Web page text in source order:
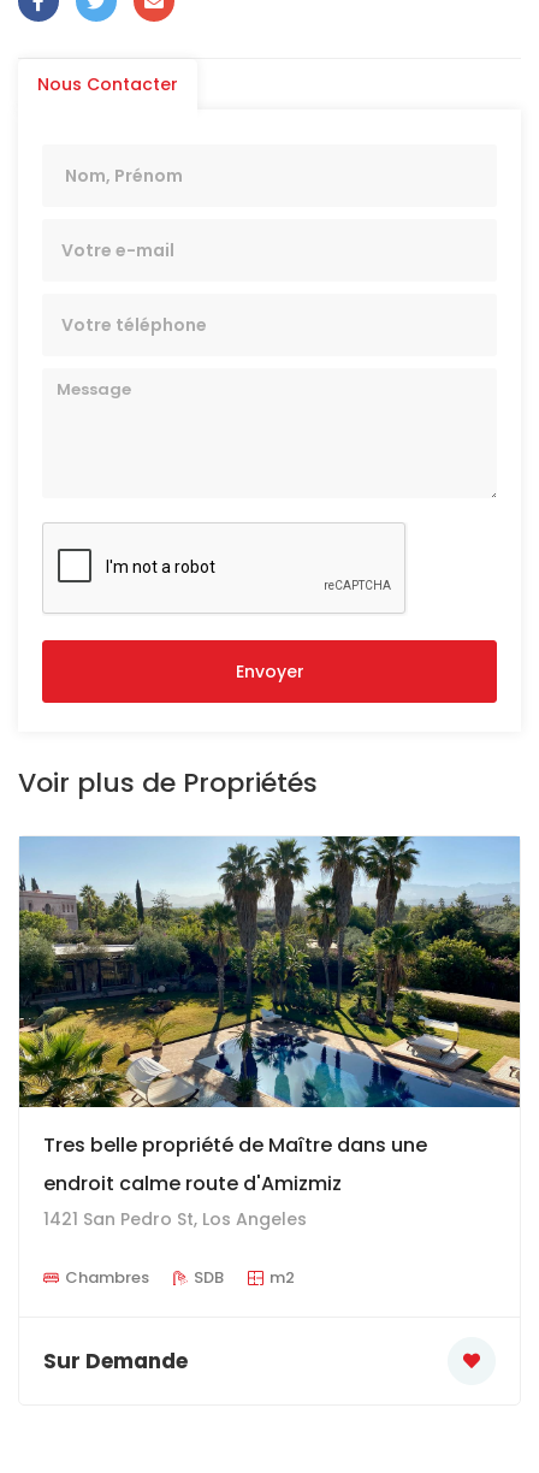
Nous Contacter
Envoyer
Voir plus de Propriétés
Tres belle propriété de Maître dans une
endroit calme route d'Amizmiz
1421 San Pedro St, Los Angeles
Chambres SDB m2
Sur Demande